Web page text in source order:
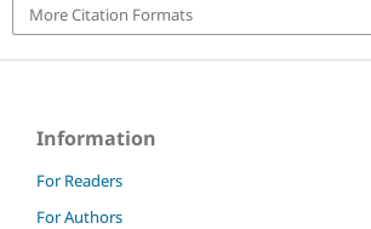
More Citation Formats
Information
For Readers
For Authors